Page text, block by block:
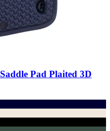
Saddle Pad Plaited 3D